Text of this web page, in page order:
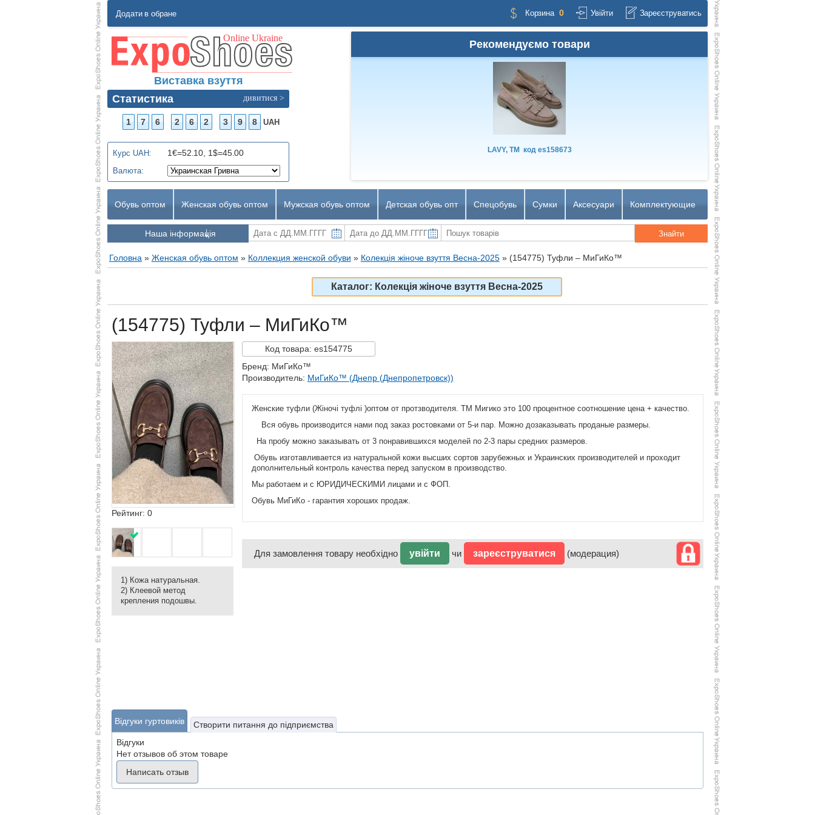
Додати в обране Корзина 0 Увійти Зареєструватись
Виставка взуття
Статистика
дивитися >
1 7 6 2 6 2 3 9 8 UAH
Курс UAH: 1€=52.10, 1$=45.00
Валюта:
Рекомендуємо товари
LAVY, TM кодes158673
Обувь оптом Женская обувь оптом Мужская обувь оптом Детская обувь опт Спецобувь Сумки Аксесуари Комплектующие
Наша інформація
Головна » Женская обувь оптом » Коллекция женской обуви » Колекція жіноче взуття Весна-2025» (154775) Туфли – МиГиКо™
Каталог: Колекція жіноче взуття Весна-2025
(154775) Туфли – МиГиКо™
Рейтинг: 0
1) Кожа натуральная.
2) Клеевой метод
крепления подошвы.
Кодтовара: es154775
Бренд: МиГиКо™
Производитель: МиГиКо™ (Днепр (Днепропетровск))
Женские туфли (Жіночі туфлі )оптом от протзводителя. ТМ Мигико это 100 процентное соотношение цена + качество.
Вся обувь производится нами под заказ ростовками от 5-и пар. Можно дозаказывать проданые размеры.
На пробу можно заказывать от 3 понравившихся моделей по 2-3 пары средних размеров.
Обувь изготавливается из натуральной кожи высших сортов зарубежных и Украинских производителей и проходит
дополнительный контроль качества перед запуском в производство.
Мы работаем и с ЮРИДИЧЕСКИМИ лицами и с ФОП.
Обувь МиГиКо - гарантия хороших продаж.
Для замовлення товару необхідно увійти чи зареєструватися (модерация)
Відгуки гуртовиків
Створити питання до підприємства
Відгуки
Нет отзывов об этом товаре
Написать отзыв